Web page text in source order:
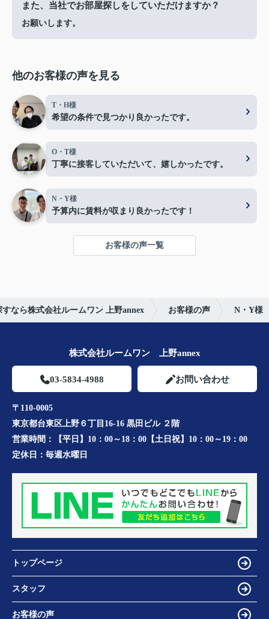
また、当社でお部屋探しをしていただけますか？
お願いします。
他のお客様の声を見る
T・H様
希望の条件で見つかり良かったです。
O・T様
丁寧に接客していただいて、嬉しかったです。
N・Y様
予算内に賃料が収まり良かったです！
お客様の声一覧
なら株式会社ルームワン 上野annex お客様の声 N・Y様
株式会社ルームワン 上野annex
03-5834-4988 お問い合わせ
〒110-0005
東京都台東区上野６丁目16-16 黒田ビル ２階
営業時間：
【平日】10：00～18：00【土日祝】10：00～19：00
定休日： 毎週水曜日
トップページ
スタッフ
お客様の声